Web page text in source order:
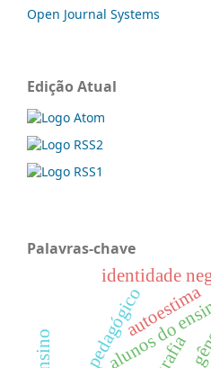
Open Journal Systems
Edição Atual
Palavras-chave
alunos do
identidade
autoestima